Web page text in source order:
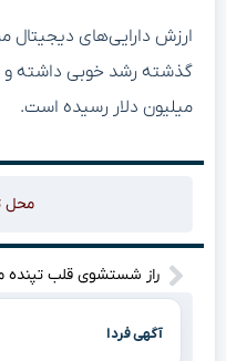
ارزش دارایی‌های دیجیتال
میلیون دلار رسیده است.
محل
آگهی فردا